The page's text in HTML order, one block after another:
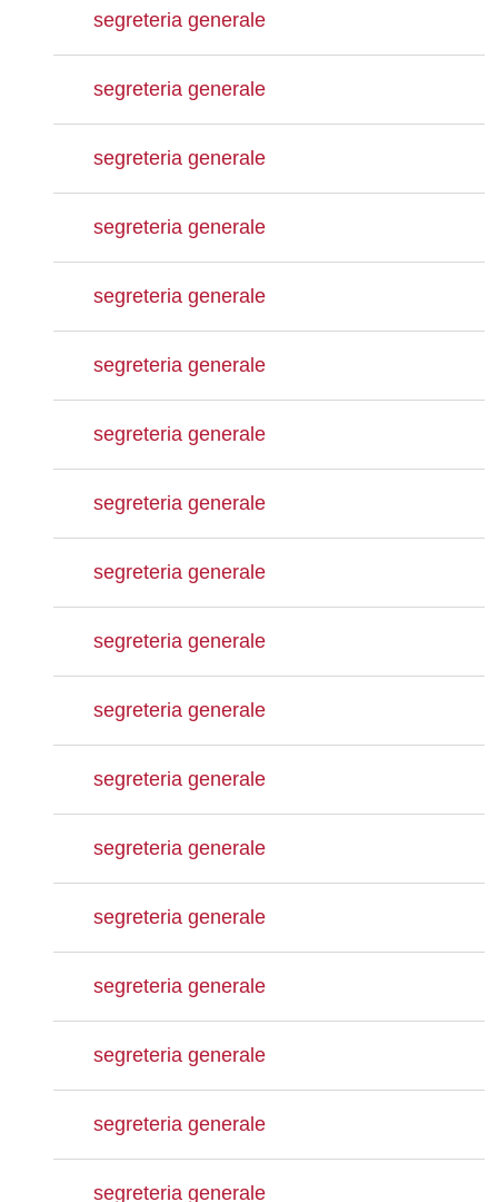
segreteria generale
segreteria generale
segreteria generale
segreteria generale
segreteria generale
segreteria generale
segreteria generale
segreteria generale
segreteria generale
segreteria generale
segreteria generale
segreteria generale
segreteria generale
segreteria generale
segreteria generale
segreteria generale
segreteria generale
segreteria generale